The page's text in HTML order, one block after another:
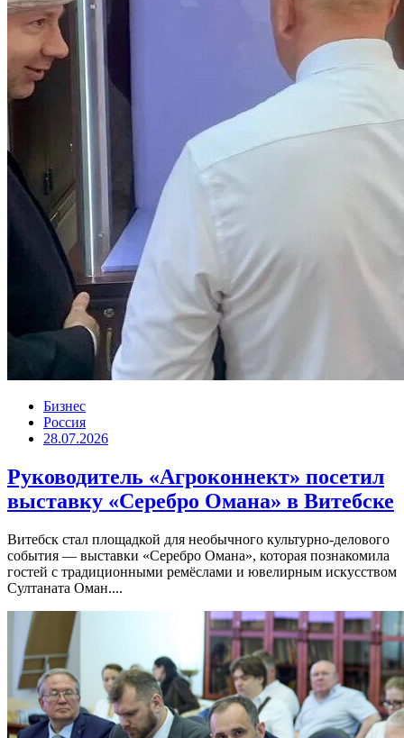
Бизнес
Россия
28.07.2026
Руководитель «Агроконнект» посетил
выставку «Серебро Омана» в Витебске
Витебск стал площадкой для необычного культурно-делового
события — выставки «Серебро Омана», которая познакомила
гостей с традиционными ремёслами и ювелирным искусством
Султаната Оман....